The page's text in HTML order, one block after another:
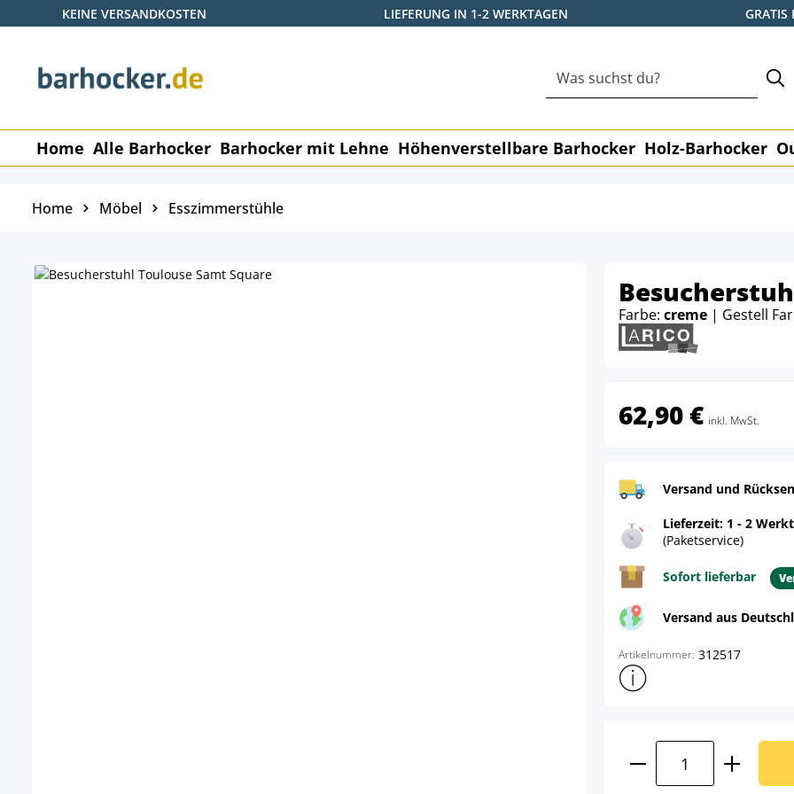
Hauptinhalt springen
Zur Suche springen
Zur Hauptnavigation springen
KEINE VERSANDKOSTEN LIEFERUNG IN 1-2 WERKTAGEN GRATIS
Home Alle Barhocker Barhocker mit Lehne Höhenverstellbare Barhocker Holz-Barhocker
Home Möbel Esszimmerstühle
Farbe: creme | Gestell
62,90 € inkl. MwSt.
Versand und
Lieferzeit: 1 - 2
(Paketservice)
Sofort lieferbar
Versand aus
Artikelnummer: 312517
Weitere
Produkt Anzahl: